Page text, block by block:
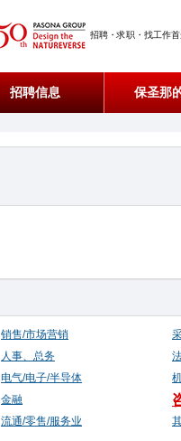
招聘・求职・找工作
招聘信息 保圣那
销售/市场营销
人事、总务
电气/电子/半导体
金融
流通/零售/服务业